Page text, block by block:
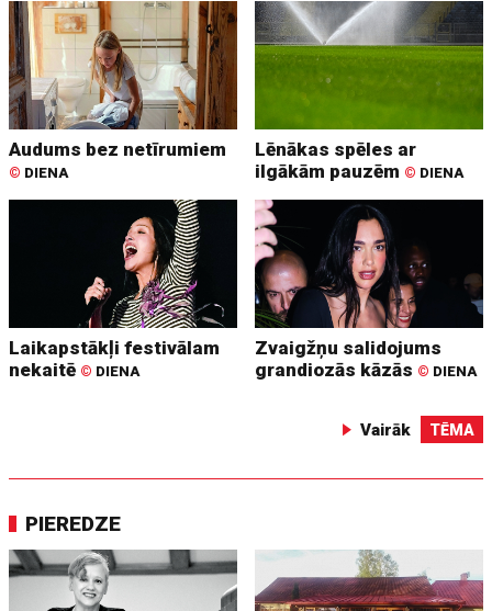
Audums bez netīrumiem
© DIENA
Lēnākas spēles ar
ilgākām pauzēm © DIENA
Laikapstākļi festivālam
nekaitē © DIENA
Zvaigžņu salidojums
grandiozās kāzās © DIENA
Vairāk TĒMA
PIEREDZE